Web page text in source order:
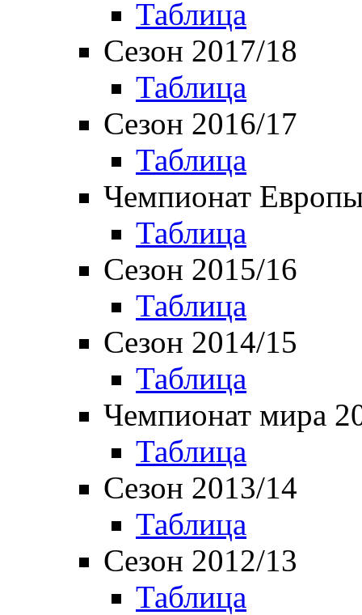
Таблица
Сезон 2017/18
Таблица
Сезон 2016/17
Таблица
Чемпионат
Таблица
Сезон 2015/16
Таблица
Сезон 2014/15
Таблица
Чемпионат мира
Таблица
Сезон 2013/14
Таблица
Сезон 2012/13
Таблица